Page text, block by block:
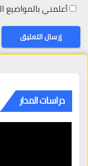
أعلمني بالمواضيع
دراسات المدار